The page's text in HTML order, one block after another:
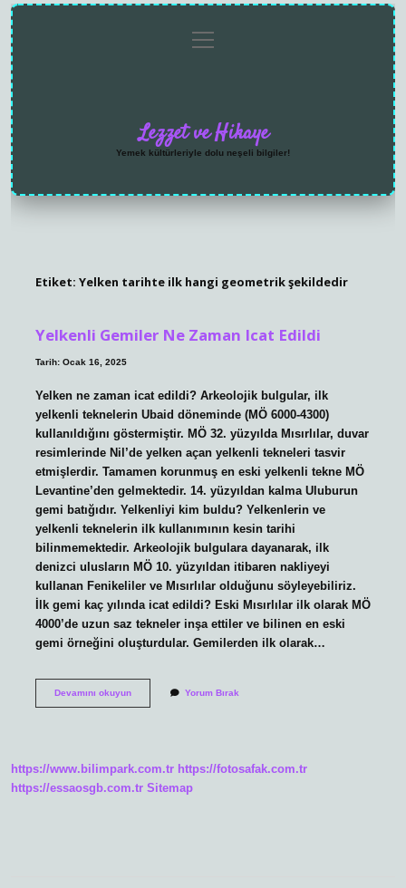
menüyü
aç
Lezzet ve Hikaye
Yemek kültürleriyle dolu neşeli bilgiler!
Etiket: Yelken tarihte ilk hangi geometrik şekildedir
Yelkenli Gemiler Ne Zaman Icat Edildi
Tarih: Ocak 16, 2025
Yelken ne zaman icat edildi? Arkeolojik bulgular, ilk
yelkenli teknelerin Ubaid döneminde (MÖ 6000-4300)
kullanıldığını göstermiştir. MÖ 32. yüzyılda Mısırlılar, duvar
resimlerinde Nil’de yelken açan yelkenli tekneleri tasvir
etmişlerdir. Tamamen korunmuş en eski yelkenli tekne MÖ
Levantine’den gelmektedir. 14. yüzyıldan kalma Uluburun
gemi batığıdır. Yelkenliyi kim buldu? Yelkenlerin ve
yelkenli teknelerin ilk kullanımının kesin tarihi
bilinmemektedir. Arkeolojik bulgulara dayanarak, ilk
denizci ulusların MÖ 10. yüzyıldan itibaren nakliyeyi
kullanan Fenikeliler ve Mısırlılar olduğunu söyleyebiliriz.
İlk gemi kaç yılında icat edildi? Eski Mısırlılar ilk olarak MÖ
4000’de uzun saz tekneler inşa ettiler ve bilinen en eski
gemi örneğini oluşturdular. Gemilerden ilk olarak…
Devamını okuyunYelkenli
Yorum Bırak
https://www.bilimpark.com.tr https://fotosafak.com.tr
https://essaosgb.com.tr Sitemap